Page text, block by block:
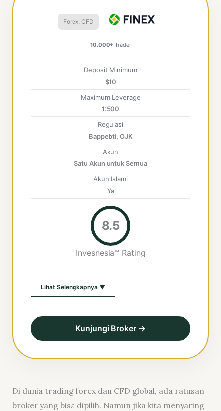
Forex, CFD
10.000+Trader
Deposit Minimum
$10
Maximum Leverage
1:500
Regulasi
Bappebti, OJK
Akun
Satu Akun untuk Semua
Akun Islami
Ya
8.5
Invesnesia™ Rating
Lihat Selengkapnya ▼
Kunjungi Broker →
Di dunia trading forex dan CFD global, ada ratusan
broker yang bisa dipilih. Namun jika kita menyaring